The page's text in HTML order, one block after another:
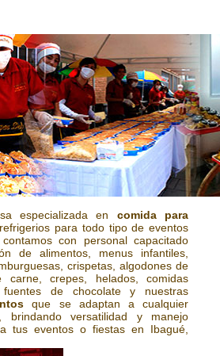
especializada en comida para
para todo tipo de eventos
con personal capacitado
de alimentos, menus infantiles,
crispetas, algodones de
carne, crepes, helados, comidas
fuentes de chocolate y nuestras
que se adaptan a cualquier
brindando versatilidad y manejo
tus eventos o fiestas en Ibagué,